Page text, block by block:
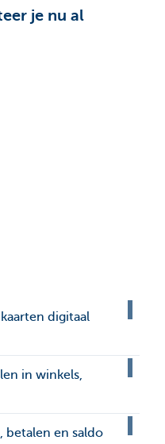
je nu al
digitaal
in winkels,
betalen en saldo